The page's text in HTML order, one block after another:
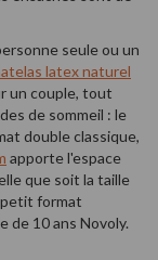
seule ou un
latex naturel
un couple, tout
de sommeil : le
double classique,
apporte l'espace
que soit la taille
format
de 10 ans Novoly.